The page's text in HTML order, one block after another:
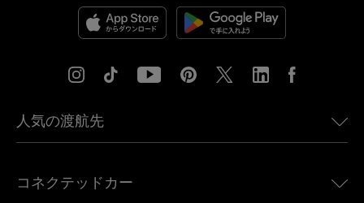
人気の渡航先
ヨーロッパ向けeSIM
コネクテッドカー